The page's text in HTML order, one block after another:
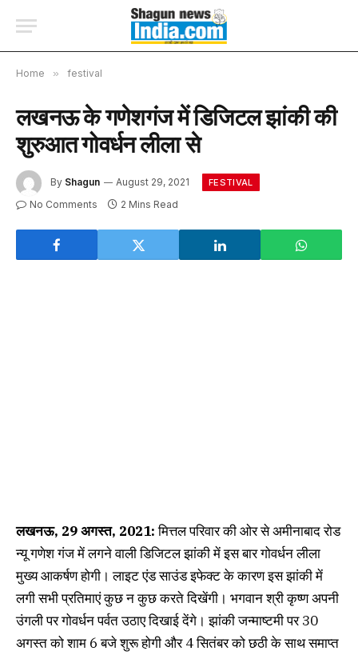
Home » festival
लखनऊ के गणेशगंज में डिजिटल झांकी की
शुरुआत गोवर्धन लीला से
By Shagun August 29, 2021 FESTIVAL
No Comments 2 Mins Read
लखनऊ, 29 अगस्त, 2021:मित्तल परिवार की ओर से अमीनाबाद रोड
न्यू गणेश गंज में लगने वाली डिजिटल झांकी में इस बार गोवर्धन लीला
मुख्य आकर्षण होगी। लाइट एंड साउंड इफेक्ट के कारण इस झांकी में
लगी सभी प्रतिमाएं कुछ न कुछ करते दिखेंगी। भगवान श्री कृष्ण अपनी
उंगली पर गोवर्धन पर्वत उठाए दिखाई देंगे। झांकी जन्माष्टमी पर 30
अगस्त को शाम 6 बजे शुरू होगी और 4 सितंबर को छठी के साथ समाप्त